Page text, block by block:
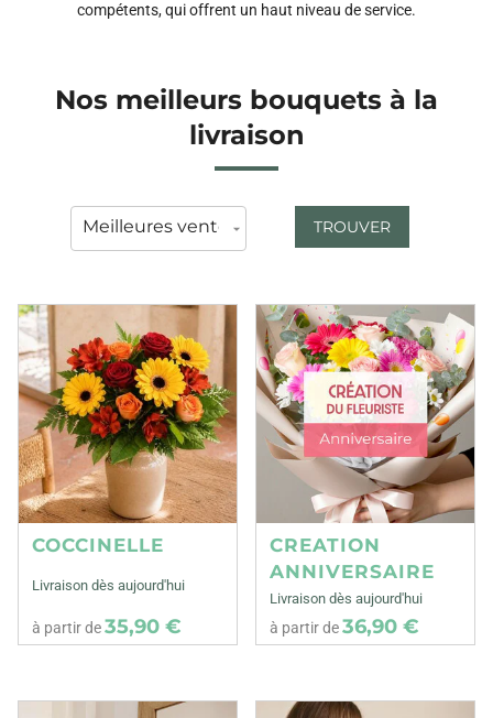
compétents, qui offrent un haut niveau de service.
Nos meilleurs bouquets à la
livraison
TROUVER
COCCINELLE
Livraison dès aujourd'hui
à partir de35,90 €
CREATION
ANNIVERSAIRE
Livraison dès aujourd'hui
à partir de36,90 €